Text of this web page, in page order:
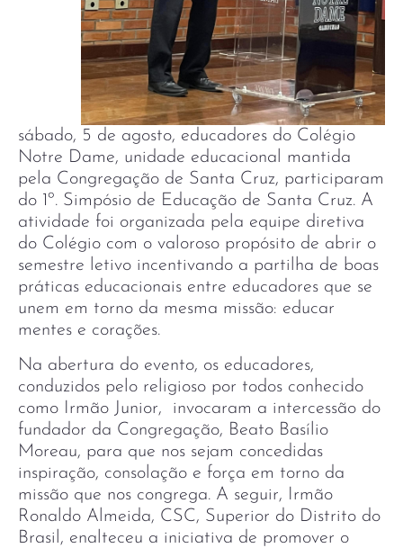
sábado, 5 de agosto, educadores do Colégio
Notre Dame, unidade educacional mantida
pela Congregação de Santa Cruz, participaram
do 1º. Simpósio de Educação de Santa Cruz. A
atividade foi organizada pela equipe diretiva
do Colégio com o valoroso propósito de abrir o
semestre letivo incentivando a partilha de boas
práticas educacionais entre educadores que se
unem em torno da mesma missão: educar
mentes e corações.
Na abertura do evento, os educadores,
conduzidos pelo religioso por todos conhecido
como Irmão Junior, invocaram a intercessão do
fundador da Congregação, Beato Basílio
Moreau, para que nos sejam concedidas
inspiração, consolação e força em torno da
missão que nos congrega. A seguir, Irmão
Ronaldo Almeida, CSC, Superior do Distrito do
Brasil, enalteceu a iniciativa de promover o